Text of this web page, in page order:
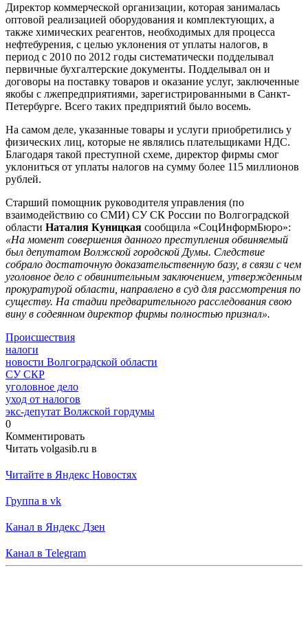
Директор коммерческой организации, которая занималась
оптовой реализацией оборудования и комплектующих, а
также химических реагентов, необходимых для процесса
нефтебурения, с целью уклонения от уплаты налогов, в
период с 2010 по 2012 годы систематически подделывал
первичные бухгалтерские документы. Подделывал он и
договоры на поставку товаров и оказание услуг, заключенные
якобы с лжепредприятиями, зарегистрированными в Санкт-
Петербурге. Всего таких предприятий было восемь.
На самом деле, указанные товары и услуги приобретились у
физических лиц, которые не являлись плательщиками НДС.
Благодаря такой преступной схеме, директор фирмы смог
уклониться от уплаты налогов на сумму более 115 миллионов
рублей.
Старший помощник руководителя управления (по
взаимодействию со СМИ) СУ СК России по Волгоградской
области Наталия Куницкая сообщила «СоцИнформБюро»:
«На момент совершения данного преступления обвиняемый
был депутатом Волжской городской Думы. Следствие
собрало достаточную доказательственную базу, в связи с чем
уголовное дело с обвинительным заключением, утвержденным
прокуратурой области, направлено в суд для рассмотрения по
существу. На стадии предварительного расследования свою
вину в содеянном директор фирмы полностью признал».
Происшествия
налоги
новости Волгоградской области
СУ СКР
уголовное дело
уход от налогов
экс-депутат Волжской гордумы
0
Комментировать
Читать volgasib.ru в
Читайте в Яндекс Новостях
Группа в vk
Канал в Яндекс Дзен
Канал в Telegram